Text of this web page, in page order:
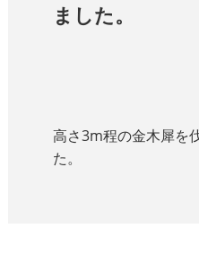
ました。
高さ3m程の金木犀を
た。